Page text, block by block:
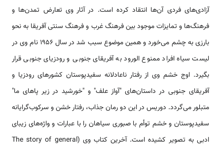
آزادی‌های فردی آن‌ها انتقاد کرده است. در آثار وی تعارض تمدن‌ها و
فرهنگ‌ها و تمایزات موجود بین فرهنگ غرب و فرهنگ سنتی آفریقا به نحو
بارزی به چشم می‌خورد و همین موضوع سبب شد در سال 1956 نام وی در
لیست سیاه افراد ممنوع الورود به آفریقای جنوبی و رودزیای جنوبی قرار
بگیرد. اوج خشم وی از رفتار ناعادلانه سفیدپوستان کشورهای رودزیا و
آفریقای جنوبی در داستان‌های "آواز علف" و "خورشید در زیر پاهای ما"
متبلور می‌گردد. دوریس در این دو رمان جذاب، رفتار خشن و سرکوب‌گرایانه
سفیدپوستان و خشم توأم با صبوری سیاهان را با عبارات و واژه‌های زیبای
ادبی به تصویر کشیده است. آخرین کتاب وی (The story of general